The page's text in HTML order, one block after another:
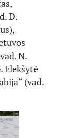
D.
N.
Elekšytė
(vad.